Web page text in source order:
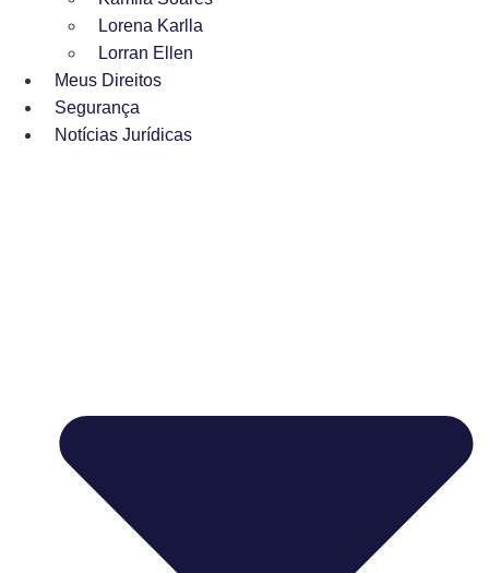
Lorena Karlla
Lorran Ellen
Meus Direitos
Segurança
Notícias Jurídicas